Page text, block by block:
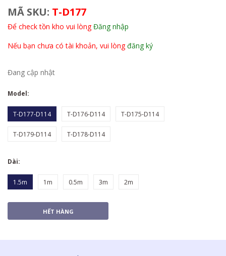
MÃ SKU: T-D177
Để check tồn kho vui lòngĐăng nhập
Nếu bạn chưa có tài khoản, vui lòngđăng ký
Đang cập nhật
Model:
T-D177-D114 T-D176-D114 T-D175-D114
T-D179-D114 T-D178-D114
Dài:
1.5m 1m 0.5m 3m 2m
HẾT HÀNG